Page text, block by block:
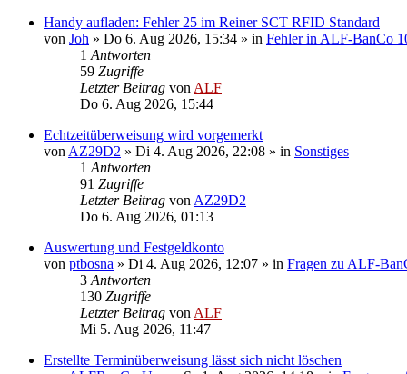
Handy aufladen: Fehler 25 im Reiner SCT RFID Standard
von Joh » Do 6. Aug 2026, 15:34 » in Fehler in ALF-BanCo
1 Antworten
59 Zugriffe
Letzter Beitrag von ALF
Do 6. Aug 2026, 15:44
Echtzeitüberweisung wird vorgemerkt
von AZ29D2 » Di 4. Aug 2026, 22:08 » in Sonstiges
1 Antworten
91 Zugriffe
Letzter Beitrag von AZ29D2
Do 6. Aug 2026, 01:13
Auswertung und Festgeldkonto
von ptbosna » Di 4. Aug 2026, 12:07 » in Fragen zu ALF-
3 Antworten
130 Zugriffe
Letzter Beitrag von ALF
Mi 5. Aug 2026, 11:47
Erstellte Terminüberweisung lässt sich nicht löschen